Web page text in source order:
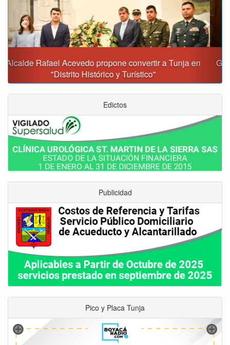
Gobernación y Alcaldía de Tunja revisan 120 proyectos
con inversiones superiores a $385.000 millones
Edictos
Publicidad
Pico y Placa Tunja